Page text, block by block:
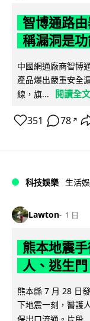
智博通路
稱漏洞是
中國網通廠商智博
產品爆出嚴重安全
線，旗...
閱讀全文
351 78 ↗
科技娛樂 生活
Lawton 1 日
熊本地震
人、逃生
熊本縣 7 月 28 日
下地震一刻，醫護
保出口流通。片段...